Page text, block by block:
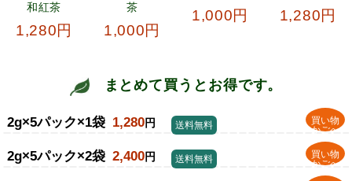
和紅茶
1,280円
茶
1,000円
1,000円 1,280円
まとめて買うとお得です。
2g×5パック×1袋 1,280円
買い物
かごへ
送料無料
2g×5パック×2袋 2,400円
買い物
かごへ
送料無料